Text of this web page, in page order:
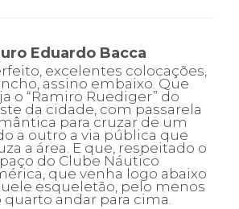
Eduardo Bacca
excelentes colocações,
assino embaixo. Que
o “Ramiro Ruediger” do
da cidade, com passarela
para cruzar de um
a outro a via pública que
a área. E que, respeitado o
do Clube Náutico
que venha logo abaixo
esqueletão, pelo menos
quarto andar para cima.